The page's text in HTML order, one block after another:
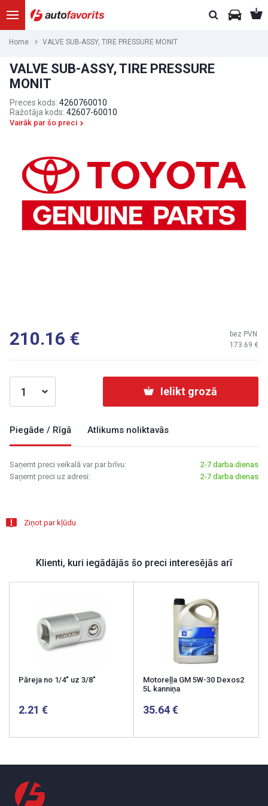
Home VALVE SUB-ASSY, TIRE PRESSURE MONIT
VALVE SUB-ASSY, TIRE PRESSURE
MONIT
Preces kods: 4260760010
Ražotāja kods: 42607-60010
Vairāk par šo preci
210.16 173.69
bez PVN
Ielikt grozā
Piegāde / Rīgā Atlikums noliktavās
Saņemt preci veikalā var par brīvu:
2-7 darba dienas
Saņemt preci uz adresi:
2-7 darba dienas
Ziņot par kļūdu
Klienti, kuri iegādājās šo preci interesējās arī
Pāreja no 1/4" uz 3/8"
2.21
Motoreļļa GM 5W-30 Dexos2
5L kanniņa
35.64